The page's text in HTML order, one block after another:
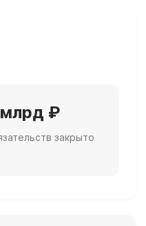
₽
закрыто